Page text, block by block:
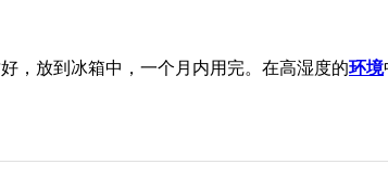
，放到冰箱中，一个月内用完。在高湿度的环境